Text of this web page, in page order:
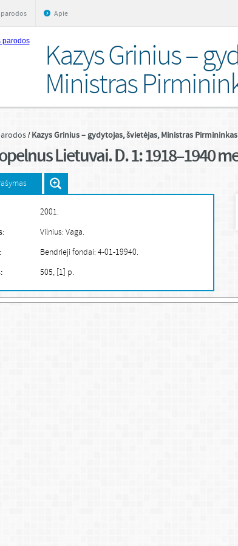
Apie
Kazys Grinius –
Ministras
Kazys Grinius – gydytojas, švietėjas, Ministras
Lietuvai. D. 1: 1918–1940
2001.
Vilnius: Vaga.
Bendrieji fondai: 4-01-19940.
505, [1] p.